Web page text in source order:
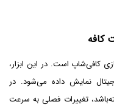
کافه
کافی‌شاپ‌ است. در این ابزار،
نمایش داده می‌شود. در
تغییرات فصلی به سرعت